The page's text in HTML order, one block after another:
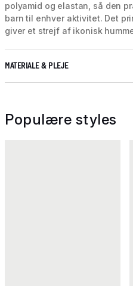
polyamid og elastan, så den
barn til enhver aktivitet. Det
giver et strejf af ikonisk
MATERIALE & PLEJE
Populære styles